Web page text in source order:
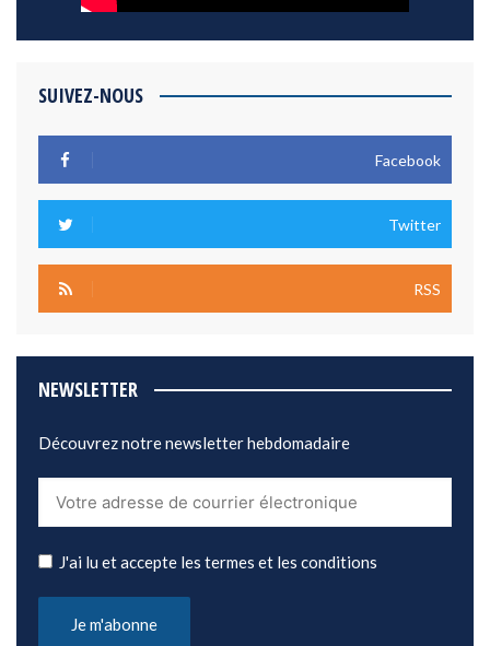
SUIVEZ-NOUS
Facebook
Twitter
RSS
NEWSLETTER
Découvrez notre newsletter hebdomadaire
J'ai lu et accepte les termes et les conditions